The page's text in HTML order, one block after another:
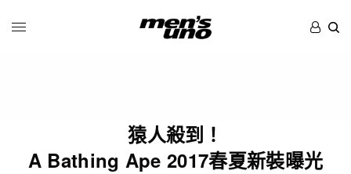
猿人殺到！
A Bathing Ape 2017春夏新裝曝光